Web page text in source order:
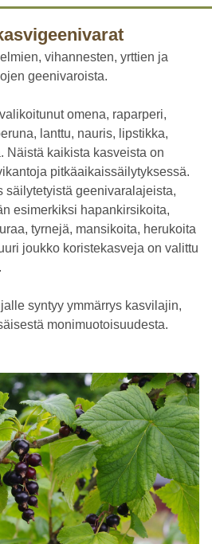
vihannesten, yrttien ja
geenivaroista.
omena, raparperi,
lanttu, nauris, lipstikka,
Näistä kaikista kasveista on
pitkäaikaissäilytyksessä.
säilytetyistä geenivaralajeista,
esimerkiksi hapankirsikoita,
tyrnejä, mansikoita, herukoita
joukko koristekasveja on valittu
syntyy ymmärrys kasvilajin,
monimuotoisuudesta.